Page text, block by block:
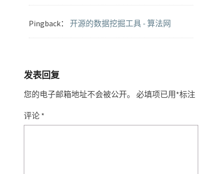
Pingback： 开源的数据挖掘工具 - 算法网
发表回复
您的电子邮箱地址不会被公开。 必填项已用*标注
评论 *